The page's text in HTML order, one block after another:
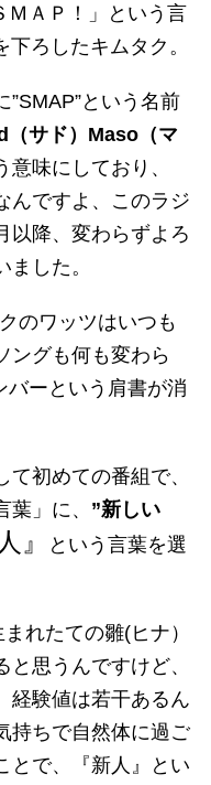
ＭＡＰ！」という言
ろしたキムタク。
という名前
（サド）Maso（マ
意味にしており、
んですよ、このラジ
以降、変わらずよろ
した。
のワッツはいつも
ングも何も変わら
バーという肩書が消
初めての番組で、
」に、 ”新しい
』
という言葉を選
れたての雛(ヒナ）
思うんですけど、
経験値は若干あるん
持ちで自然体に過ご
とで、『新人』とい